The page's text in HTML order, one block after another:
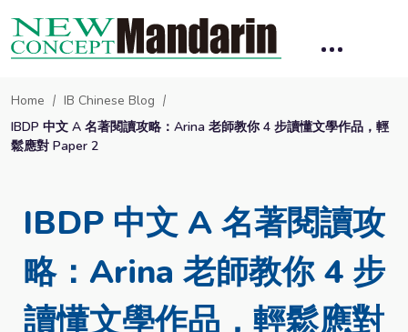
Home
IB Chinese Blog
IBDP 中文 A 名著閱讀攻略：Arina 老師教你 4 步讀懂文學作品，輕
鬆應對 Paper 2
IBDP 中文 A 名著閱讀攻
略：Arina 老師教你 4 步
讀懂文學作品，輕鬆應對